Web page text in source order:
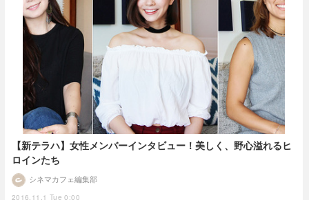
【新テラハ】女性メンバーインタビュー！美しく、野心溢れるヒ
ロインたち
2016.11.1 Tue 0:00
シネマカフェ編集部